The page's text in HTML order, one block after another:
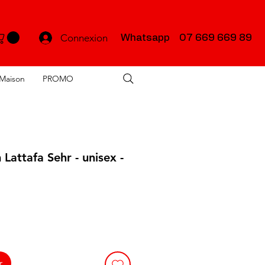
Connexion Whatsapp 07 669 669 89
Maison PROMO
Lattafa Sehr - unisex -